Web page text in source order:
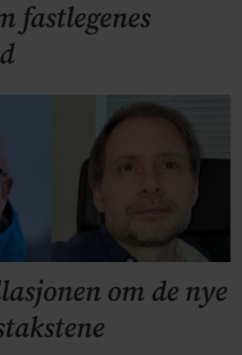
fastlegenes
om de nye